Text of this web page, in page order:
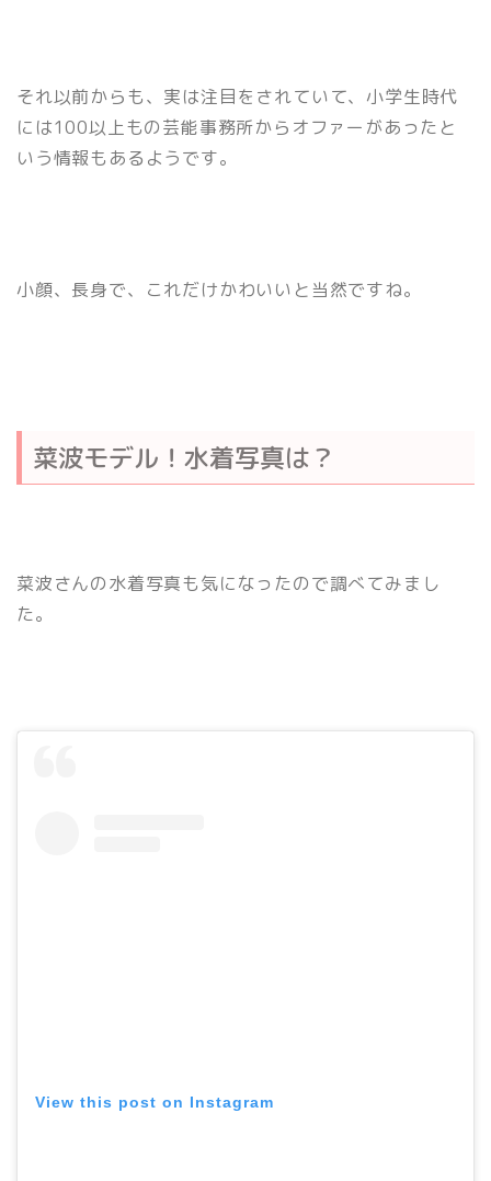
それ以前からも、実は注目をされていて、小学生時代
には100以上もの芸能事務所からオファーがあったと
いう情報もあるようです。
小顔、長身で、これだけかわいいと当然ですね。
菜波モデル！水着写真は？
菜波さんの水着写真も気になったので調べてみまし
た。
View this post on Instagram